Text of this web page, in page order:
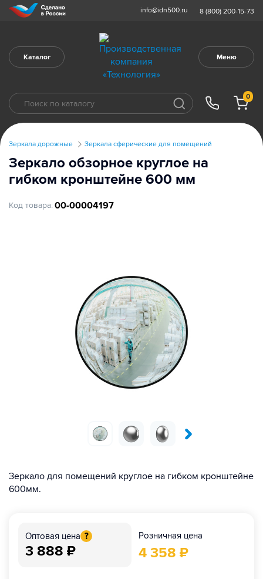
info@idn500.ru 8 (800) 200-15-73
Каталог Меню
0
Зеркала дорожные Зеркала сферические для помещений
Зеркало обзорное круглое на
гибком кронштейне 600 мм
Код товара: 00-00004197
Зеркало для помещений круглое на гибком кронштейне
600мм.
Оптовая цена ?
3 888 ₽
Розничная цена
4 358 ₽